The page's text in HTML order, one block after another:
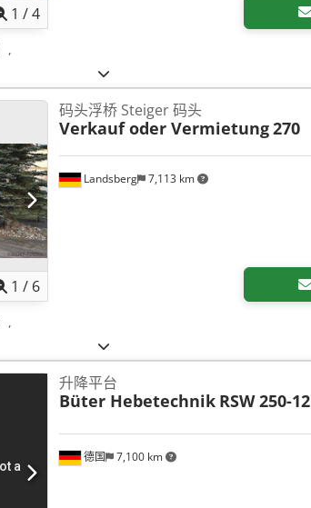
1 /4
,
1 / 6
Landsberg 7,113 km
码头浮桥 Steiger 码头
Verkauf oder Vermietung270
,
德国 7,100 km
升降平台
Büter Hebetechnik RSW 250-12